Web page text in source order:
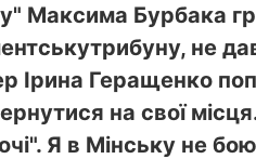
Максима Бурбака
не
Ірина Геращенко
на свої
Я в Мінську не